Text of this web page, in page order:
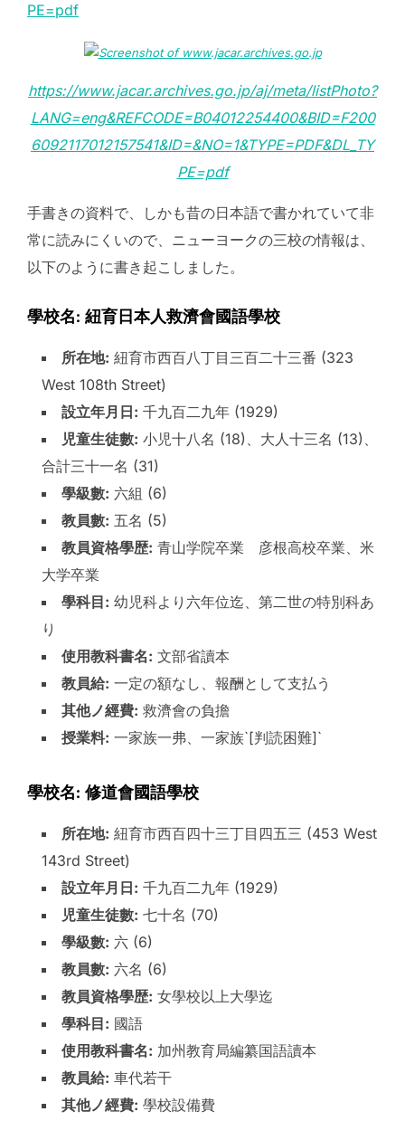
PE=pdf
https://www.jacar.archives.go.jp/aj/meta/listPhoto?
LANG=eng&REFCODE=B04012254400&BID=F200
6092117012157541&ID=&NO=1&TYPE=PDF&DL_TY
PE=pdf
手書きの資料で、しかも昔の日本語で書かれていて非
常に読みにくいので、ニューヨークの三校の情報は、
以下のように書き起こしました。
學校名: 紐育日本人救濟會國語學校
所在地: 紐育市西百八丁目三百二十三番 (323
West 108th Street)
設立年月日: 千九百二九年 (1929)
児童生徒數: 小児十八名 (18)、大人十三名 (13)、
合計三十一名 (31)
學級數: 六組 (6)
教員數: 五名 (5)
教員資格學歴: 青山学院卒業 彦根高校卒業、米
大学卒業
學科目: 幼児科より六年位迄、第二世の特別科あ
り
使用教科書名: 文部省讀本
教員給: 一定の額なし、報酬として支払う
其他ノ經費: 救濟會の負擔
授業料: 一家族一弗、一家族`[判読困難]`
學校名: 修道會國語學校
所在地: 紐育市西百四十三丁目四五三 (453 West
143rd Street)
設立年月日: 千九百二九年 (1929)
児童生徒數: 七十名 (70)
學級數: 六 (6)
教員數: 六名 (6)
教員資格學歴: 女學校以上大學迄
學科目: 國語
使用教科書名: 加州教育局編纂国語讀本
教員給: 車代若干
其他ノ經費: 學校設備費